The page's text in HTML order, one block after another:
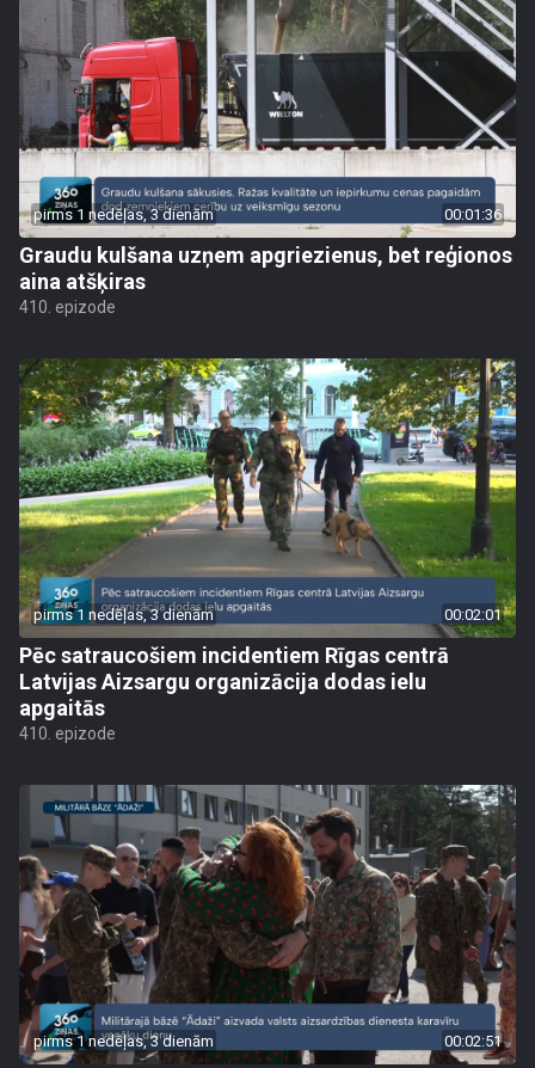
pirms 1 nedēļas, 3 dienām 00:01:36
Graudu kulšana uzņem apgriezienus, bet reģionos
aina atšķiras
410. epizode
pirms 1 nedēļas, 3 dienām 00:02:01
Pēc satraucošiem incidentiem Rīgas centrā
Latvijas Aizsargu organizācija dodas ielu
apgaitās
410. epizode
pirms 1 nedēļas, 3 dienām 00:02:51